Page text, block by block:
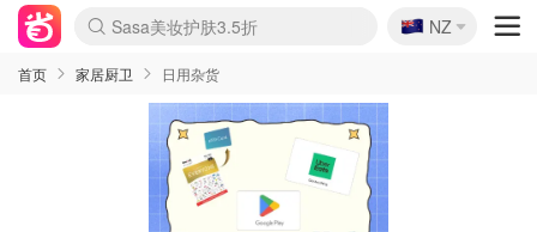
lululemon本周上新
Sasa美妆护肤3.5折
SSENSE年中3折
FreshBeauty好价汇总
Cettire降价+叠9折
Farfetch折上8折
WWS Coles超市实拍
viagogo二手票捡漏
Myer清仓1折起
The Outnet奢牌1折起
David Jones 3折起
Flannels大牌1折
Perfumes Club护肤1折
AMIRO返校季6.2折
Oweek抽奖送Airpods
Amazon折扣汇总
eToro入金$200送$50
Amazon数码好物
ICONIC本周7.5折
ThedoubleF高奢地板价
Moose Knuckles 6折
丝芙兰5折起
EUFY官网3.7折起
Selenichast首饰2折
Trip机票酒店促销
YSL送5件彩妆礼
Amazon家居好物
BIGBANG巡演开票
David Jones时尚3折
Amazon美妆护肤
雅漾大喷$8
过敏原检测盒$33
伊索独家赠50ml沐浴露
科颜氏送高保湿面霜
SEALIFE海洋馆门票6折
丝塔芙大白罐$16
订阅Newsletter送香薰
Cult Beauty 6.8折
Harrods圣诞日历2.3折
LN-CC奢牌私促3折
d'Alba空姐喷雾$16
EVE LOM套装逆天2折
Adore Beauty 6折起
CT圣诞日历
Mytheresa奢品2.7折
🇳🇿
NZ
首页 家居厨卫 日用杂货